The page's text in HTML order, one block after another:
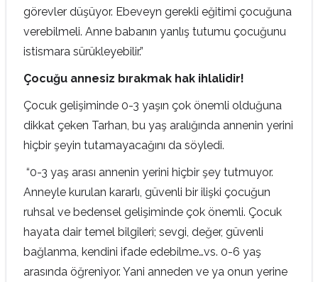
görevler düşüyor. Ebeveyn gerekli eğitimi çocuğuna
verebilmeli. Anne babanın yanlış tutumu çocuğunu
istismara sürükleyebilir.”
Çocuğu annesiz bırakmak hak ihlalidir!
Çocuk gelişiminde 0-3 yaşın çok önemli olduğuna
dikkat çeken Tarhan, bu yaş aralığında annenin yerini
hiçbir şeyin tutamayacağını da söyledi.
“0-3 yaş arası annenin yerini hiçbir şey tutmuyor.
Anneyle kurulan kararlı, güvenli bir ilişki çocuğun
ruhsal ve bedensel gelişiminde çok önemli. Çocuk
hayata dair temel bilgileri; sevgi, değer, güvenli
bağlanma, kendini ifade edebilme…vs. 0-6 yaş
arasında öğreniyor. Yani anneden ve ya onun yerine